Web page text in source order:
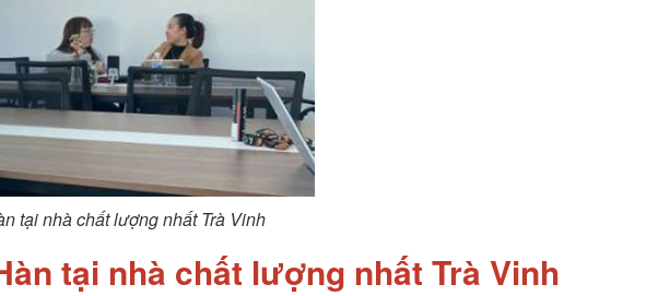
tại nhà chất lượng nhất Trà Vinh
tại nhà chất lượng nhất Trà Vinh